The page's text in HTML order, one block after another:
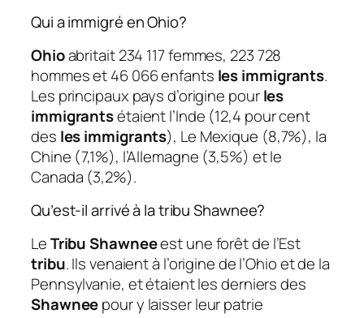
Qui a immigré en Ohio?
Ohioabritait 234 117 femmes, 223 728
hommes et 46 066 enfants les immigrants.
Les principaux pays d’origine pourles
immigrantsétaient l’Inde (12,4 pour cent
des les immigrants), Le Mexique (8,7%), la
Chine (7,1%), l’Allemagne (3,5%) et le
Canada (3,2%).
Qu’est-il arrivé à la tribu Shawnee?
LeTribu Shawneeest une forêt de l’Est
tribu. Ils venaient à l’origine de l’Ohio et de la
Pennsylvanie, et étaient les derniers des
Shawneepour y laisser leur patrie